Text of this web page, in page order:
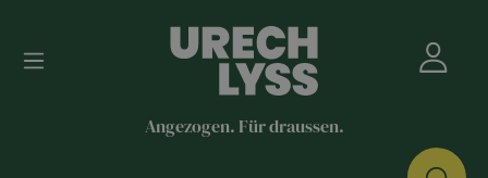
Angezogen. Für draussen.